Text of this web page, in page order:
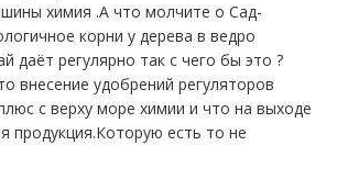
химия .А что молчите о Сад-
корни у дерева в ведро
даёт регулярно так с чего бы это ?
внесение удобрений регуляторов
с верху море химии и что на выходе
продукция.Которую есть то не